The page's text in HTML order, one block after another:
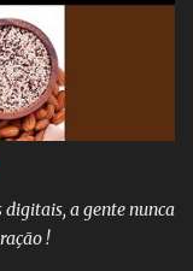
a gente nunca
!